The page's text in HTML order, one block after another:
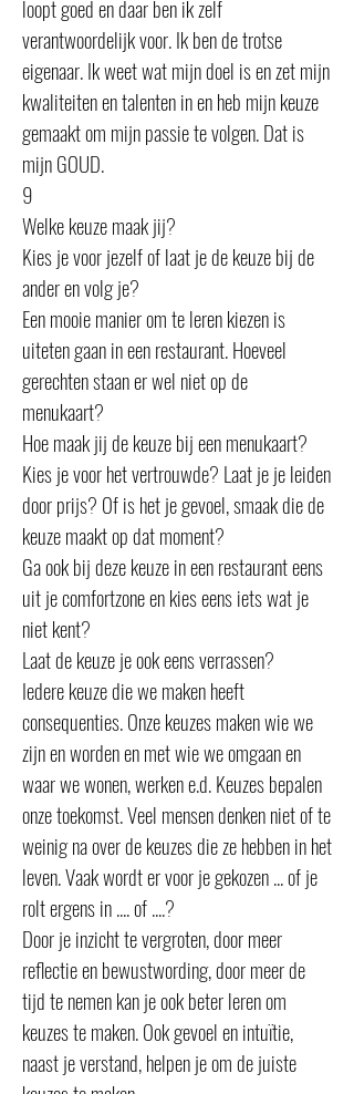
loopt goed en daar ben ik zelf
verantwoordelijk voor. Ik ben de trotse
eigenaar. Ik weet wat mijn doel is en zet mijn
kwaliteiten en talenten in en heb mijn keuze
gemaakt om mijn passie te volgen. Dat is
mijn GOUD.
9
Welke keuze maak jij?
Kies je voor jezelf of laat je de keuze bij de
ander en volg je?
Een mooie manier om te leren kiezen is
uiteten gaan in een restaurant. Hoeveel
gerechten staan er wel niet op de
menukaart?
Hoe maak jij de keuze bij een menukaart?
Kies je voor het vertrouwde? Laat je je leiden
door prijs? Of is het je gevoel, smaak die de
keuze maakt op dat moment?
Ga ook bij deze keuze in een restaurant eens
uit je comfortzone en kies eens iets wat je
niet kent?
Laat de keuze je ook eens verrassen?
Iedere keuze die we maken heeft
consequenties. Onze keuzes maken wie we
zijn en worden en met wie we omgaan en
waar we wonen, werken e.d. Keuzes bepalen
onze toekomst. Veel mensen denken niet of te
weinig na over de keuzes die ze hebben in het
leven. Vaak wordt er voor je gekozen ... of je
rolt ergens in .... of ....?
Door je inzicht te vergroten, door meer
reflectie en bewustwording, door meer de
tijd te nemen kan je ook beter leren om
keuzes te maken. Ook gevoel en intuïtie,
naast je verstand, helpen je om de juiste